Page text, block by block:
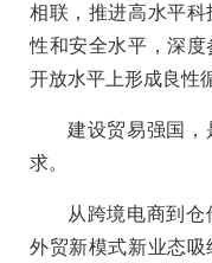
相联，推进高水平
性和安全水平，深
开放水平上形成良性
建设贸易强国，
求。
从跨境电商到仓
外贸新模式新业态